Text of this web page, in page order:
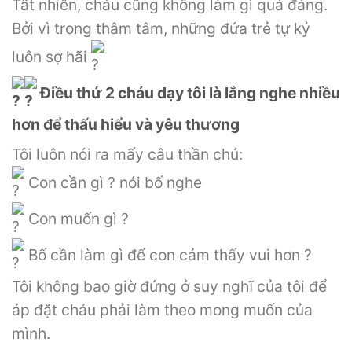
Tất nhiên, cháu cũng không làm gì quá đáng.
Bởi vì trong thâm tâm, những đứa trẻ tự kỷ
luôn sợ hãi
Điều thứ 2 cháu dạy tôi là lắng nghe nhiều
hơn để thấu hiểu và yêu thương
Tôi luôn nói ra mấy câu thần chú:
Con cần gì ? nói bố nghe
Con muốn gì ?
Bố cần làm gì để con cảm thấy vui hơn ?
Tôi không bao giờ đứng ở suy nghĩ của tôi để
áp đặt cháu phải làm theo mong muốn của
mình.